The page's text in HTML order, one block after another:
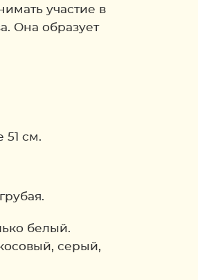
участие в
Она образует
51 см.
белый.
серый,